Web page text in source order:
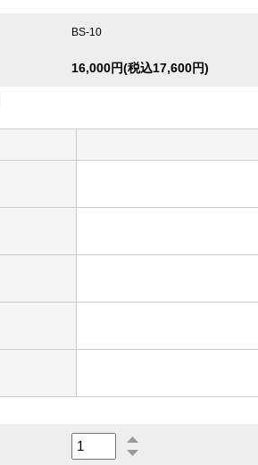
BS-10
16,000円(税込17,600円)